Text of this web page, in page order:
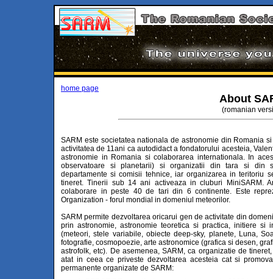
home page
About
(romanian
SARM este societatea nationala de astronomie din Romania
activitatea de 11ani ca autodidact a fondatorului acesteia,
astronomie in Romania si colaborarea internationala. In
observatoare si planetarii) si organizatii din tara si din
departamente si comisii tehnice, iar organizarea in teritoriu
tineret. Tinerii sub 14 ani activeaza in cluburi MiniSARM.
colaborare in peste 40 de tari din 6 continente. Este
Organization - forul mondial in domeniul meteorilor.
SARM permite dezvoltarea oricarui gen de activitate din
prin astronomie, astronomie teoretica si practica, initiere si
(meteori, stele variabile, obiecte deep-sky, planete, Luna,
fotografie, cosmopoezie, arte astronomice (grafica si desen,
astrofolk, etc). De asemenea, SARM, ca organizatie de
atat in ceea ce priveste dezvoltarea acesteia cat si
permanente organizate de SARM: